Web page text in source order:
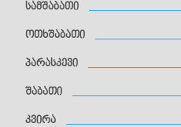
სამშაბათი
ოთხშაბათი
პარასკევი
შაბათი
კვირა